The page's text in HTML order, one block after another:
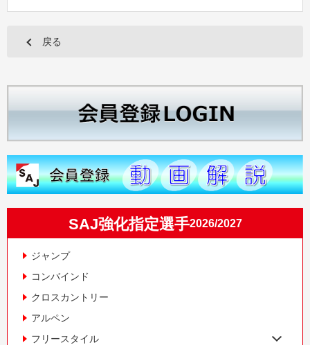
戻る
SAJ強化指定選手2026/2027
ジャンプ
コンバインド
クロスカントリー
アルペン
フリースタイル